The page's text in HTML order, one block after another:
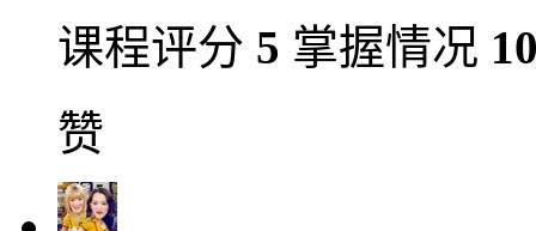
课程评分 5 掌握情况
赞